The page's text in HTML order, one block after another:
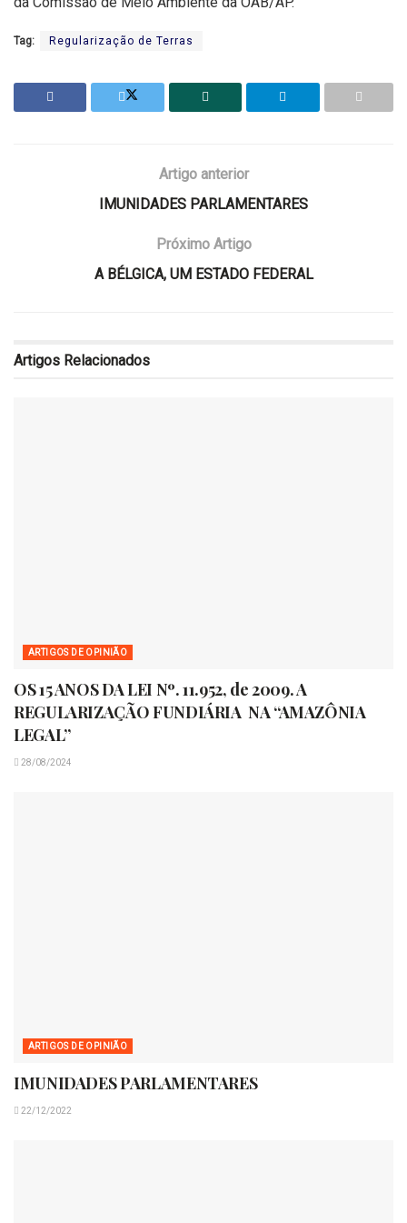
Tag: Regularização de Terras
Artigo anterior
IMUNIDADES PARLAMENTARES
Próximo Artigo
A BÉLGICA, UM ESTADO FEDERAL
Artigos Relacionados
ARTIGOS DE OPINIÃO
OS 15 ANOS DA LEI Nº. 11.952, de 2009. A
REGULARIZAÇÃO FUNDIÁRIA NA “AMAZÔNIA
LEGAL”
28/08/2024
ARTIGOS DE OPINIÃO
IMUNIDADES PARLAMENTARES
22/12/2022